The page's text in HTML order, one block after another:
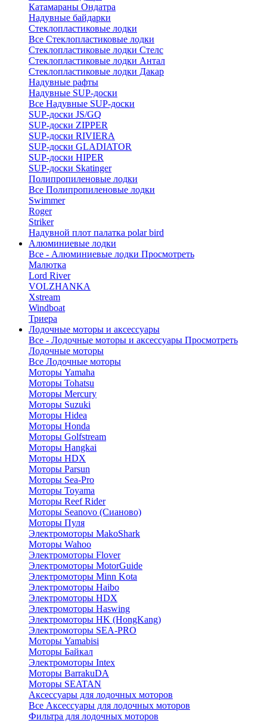
Катамараны Ондатра
Надувные байдарки
Стеклопластиковые лодки
Все Стеклопластиковые лодки
Стеклопластиковые лодки Стелс
Стеклопластиковые лодки Антал
Стеклопластиковые лодки Дакар
Надувные рафты
Надувные SUP-доски
Все Надувные SUP-доски
SUP-доски JS/GQ
SUP-доски ZIPPER
SUP-доски RIVIERA
SUP-доски GLADIATOR
SUP-доски HIPER
SUP-доски Skatinger
Полипропиленовые лодки
Все Полипропиленовые лодки
Swimmer
Roger
Striker
Надувной плот палатка polar bird
Алюминиевые лодки
Все - Алюминиевые лодки Просмотреть
Малютка
Lord River
VOLZHANKA
Xstream
Windboat
Триера
Лодочные моторы и аксессуары
Все - Лодочные моторы и аксессуары Просмотреть
Лодочные моторы
Все Лодочные моторы
Моторы Yamaha
Моторы Tohatsu
Моторы Mercury
Моторы Suzuki
Моторы Hidea
Моторы Honda
Моторы Golfstream
Моторы Hangkai
Моторы HDX
Моторы Parsun
Моторы Sea-Pro
Моторы Toyama
Моторы Reef Rider
Моторы Seanovo (Сианово)
Моторы Пуля
Электромоторы MakoShark
Моторы Wahoo
Электромоторы Flover
Электромоторы MotorGuide
Электромоторы Minn Kota
Электромоторы Haibo
Электромоторы HDX
Электромоторы Haswing
Электромоторы HK (HongKang)
Электромоторы SEA-PRO
Моторы Yamabisi
Моторы Байкал
Электромоторы Intex
Моторы BarrakuDA
Моторы SEATAN
Аксессуары для лодочных моторов
Все Аксессуары для лодочных моторов
Фильтра для лодочных моторов